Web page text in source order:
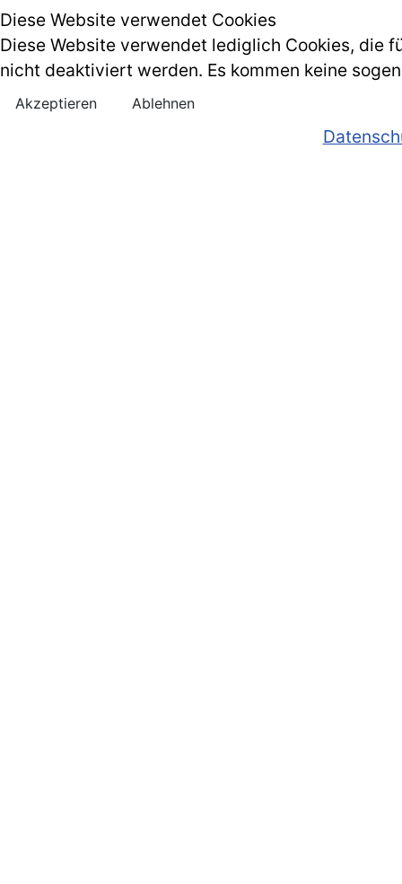
Diese Website verwendet Cookies
Diese Website verwendet lediglich Cookies, die
nicht deaktiviert werden. Es kommen keine
Akzeptieren Ablehnen